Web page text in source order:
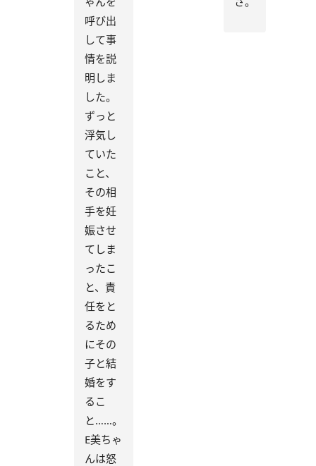
呼び出
して事
情を説
明しま
した。
ずっと
浮気し
ていた
こと、
その相
手を妊
娠させ
てしま
ったこ
と、責
任をと
るため
にその
子と結
婚をす
るこ
と……。
E美ちゃ
んは怒